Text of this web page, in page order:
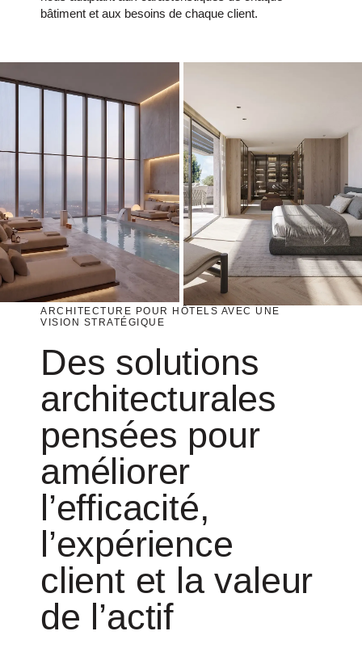
bâtiment et aux besoins de chaque client.
ARCHITECTURE POUR HÔTELS AVEC UNE
VISION STRATÉGIQUE
Des solutions
architecturales
pensées pour
améliorer
l’efficacité,
l’expérience
client et la valeur
de l’actif